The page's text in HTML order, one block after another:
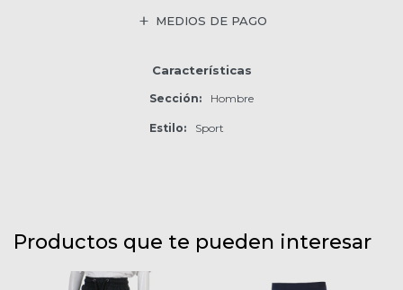
MEDIOS DE PAGO
Características
Sección Hombre
Estilo Sport
Productos que te pueden interesar